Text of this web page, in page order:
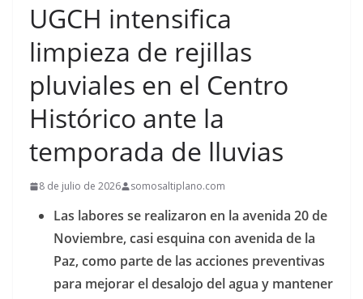
UGCH intensifica
limpieza de rejillas
pluviales en el Centro
Histórico ante la
temporada de lluvias
8 de julio de 2026 somosaltiplano.com
Las labores se realizaron en la avenida 20 de
Noviembre, casi esquina con avenida de la
Paz, como parte de las acciones preventivas
para mejorar el desalojo del agua y mantener